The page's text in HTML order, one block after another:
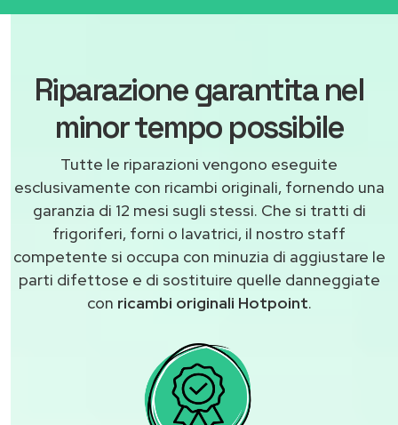
Riparazione garantita nel
minor tempo possibile
Tutte le riparazioni vengono eseguite
esclusivamente con ricambi originali, fornendo una
garanzia di 12 mesi sugli stessi. Che si tratti di
frigoriferi, forni o lavatrici, il nostro staff
competente si occupa con minuzia di aggiustare le
parti difettose e di sostituire quelle danneggiate
con ricambi originali Hotpoint.